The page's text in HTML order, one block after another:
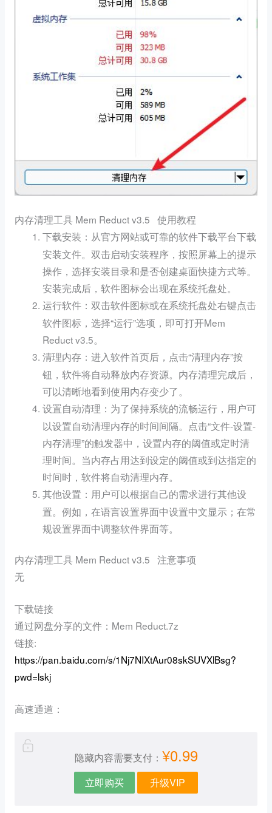
内存清理工具 Mem Reduct v3.5 使用教程
下载安装 ：从官方网站或可靠的软件下载平台下载
安装文件。双击启动安装程序，按照屏幕上的提示
操作，选择安装目录和是否创建桌面快捷方式等。
安装完成后，软件图标会出现在系统托盘处。
运行软件 ：双击软件图标或在系统托盘处右键点击
软件图标，选择“运行”选项，即可打开Mem
Reduct v3.5。
清理内存 ：进入软件首页后，点击“清理内存”按
钮，软件将自动释放内存资源。内存清理完成后，
可以清晰地看到使用内存变少了。
设置自动清理 ：为了保持系统的流畅运行，用户可
以设置自动清理内存的时间间隔。点击“文件-设置-
内存清理”的触发器中，设置内存的阈值或定时清
理时间。当内存占用达到设定的阈值或到达指定的
时间时，软件将自动清理内存。
其他设置 ：用户可以根据自己的需求进行其他设
置。例如，在语言设置界面中设置中文显示；在常
规设置界面中调整软件界面等。
内存清理工具 Mem Reduct v3.5 注意事项
无
下载链接
通过网盘分享的文件：Mem Reduct.7z
链接:
https://pan.baidu.com/s/1Nj7NIXtAur08skSUVXlBsg?
pwd=lskj
高速通道：
隐藏内容需要支付： ¥0.99
立即购买 升级VIP